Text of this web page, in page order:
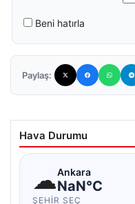
Beni hatırla
Paylaş:
Hava Durumu
☁Ankara
NaN°C
ŞEHIR SEÇ